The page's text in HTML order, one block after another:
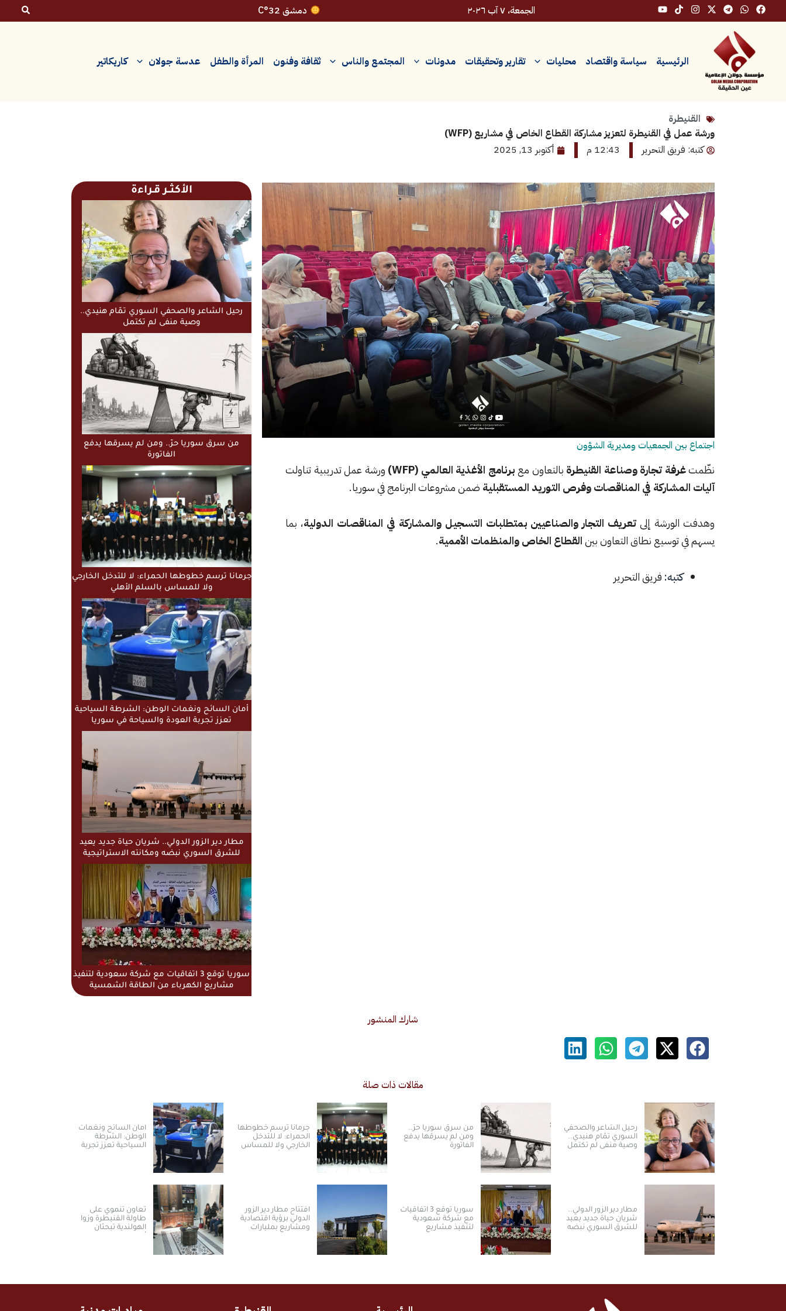
تخطي
إلى
الجمعة، ٧ آب ٢٠٢٦ دمشق 32°C
الرئيسية سياسة واقتصاد محليات تقارير وتحقيقات مدونات المجتمع والناس ثقافة وفنون المرأة والطفل عدسة جولان كاريكاتير
القنيطرة
ورشة عمل في القنيطرة لتعزيز مشاركة القطاع الخاص في مشاريع (WFP)
كتبه: فريق التحرير
12:43 م أكتوبر 13, 2025
اجتماع بين الجمعيات ومديرية الشؤون
نظّمتغرفة تجارة وصناعة القنيطرة بالتعاون مع برنامج الأغذية العالمي (WFP)
ورشة عمل تدريبية تناولت
آليات المشاركة في المناقصات وفرص التوريد المستقبلية ضمن مشروعات البرنامج في سوريا.
وهدفت الورشة إلىتعريف التجار والصناعيين بمتطلبات التسجيل والمشاركة في المناقصات الدولية، بما
يسهم في توسيع نطاق التعاون بينالقطاع الخاص والمنظمات الأممية.
كتبه: فريق التحرير
الأكثــر قـراءة
رحيل الشاعر والصحفي السوري تمّام هنيدي..
وصية منفى لم تكتمل
من سرق سوريا حرّ.. ومن لم يسرقها يدفع
الفاتورة
جرمانا ترسم خطوطها الحمراء: لا للتدخل الخارجي
ولا للمساس بالسلم الأهلي
أمان السائح ونغمات الوطن: الشرطة السياحية
تعزز تجربة العودة والسياحة في سوريا
مطار دير الزور الدولي.. شريان حياة جديد يعيد
للشرق السوري نبضه ومكانته الاستراتيجية
سوريا توقع 3 اتفاقيات مع شركة سعودية لتنفيذ
مشاريع الكهرباء من الطاقة الشمسية
شارك المنشور
مقالات ذات صلة
رحيل الشاعر والصحفي
السوري تمّام هنيدي..
وصية منفى لم تكتمل
من سرق سوريا حرّ..
ومن لم يسرقها يدفع
الفاتورة
جرمانا ترسم خطوطها
الحمراء: لا للتدخل
الخارجي ولا للمساس
أمان السائح ونغمات
الوطن: الشرطة
السياحية تعزز تجربة
مطار دير الزور الدولي..
شريان حياة جديد يعيد
للشرق السوري نبضه
سوريا توقع 3 اتفاقيات
مع شركة سعودية
لتنفيذ مشاريع
افتتاح مطار دير الزور
الدولي برؤية اقتصادية
ومشاريع بمليارات
تعاون تنموي على
طاولة القنيطرة وزوا
الهولندية تبحثان